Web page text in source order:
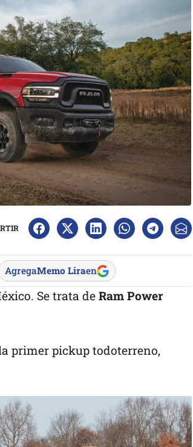
AgregaMemo Liraen
Se trata de Ram Power
primer pickup todoterreno,